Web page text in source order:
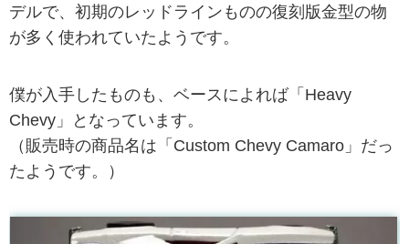
デルで、初期のレッドラインものの復刻版金型の物
が多く使われていたようです。
僕が入手したものも、ベースによれば「Heavy
Chevy」となっています。
（販売時の商品名は「Custom Chevy Camaro」だっ
たようです。）